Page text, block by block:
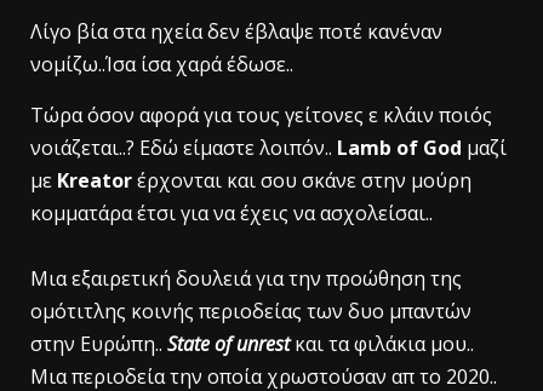
Λίγο βία στα ηχεία δεν έβλαψε ποτέ κανέναν
νομίζω..Ίσα ίσα χαρά έδωσε..
Τώρα όσον αφορά για τους γείτονες ε κλάιν ποιός
νοιάζεται..? Εδώ είμαστε λοιπόν.. Lamb of God μαζί
με Kreatorέρχονται και σου σκάνε στην μούρη
κομματάρα έτσι για να έχεις να ασχολείσαι..
Μια εξαιρετική δουλειά για την προώθηση της
ομότιτλης κοινής περιοδείας των δυο μπαντών
στην Ευρώπη.. State of unrestκαι τα φιλάκια μου..
Μια περιοδεία την οποία χρωστούσαν απ το 2020..